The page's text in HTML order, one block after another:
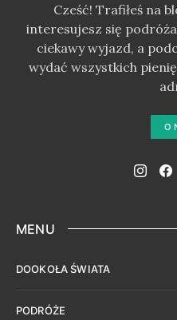
Cześć! Trafiłeś na
interesujesz się
ciekawy wyjazd, a
wydać wszystkich
O
MENU
DOOKOŁA ŚWIATA
PODRÓŻE